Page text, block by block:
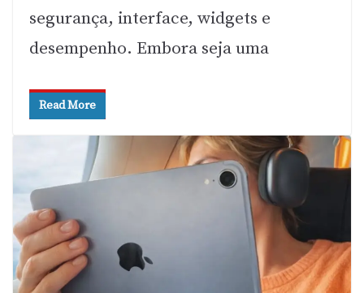
segurança, interface, widgets e
desempenho. Embora seja uma
Read More